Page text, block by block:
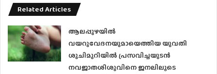
Related Articles
ആലപ്പുഴയിൽ
വയറുവേദനയുമായെത്തിയ യുവതി
ശുചിമുറിയിൽ പ്രസവിച്ചയുടൻ
നവജാതശിശുവിനെ ജനലിലൂടെ